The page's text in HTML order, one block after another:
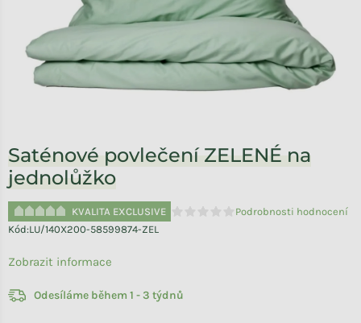
Saténové povlečení ZELENÉ na
jednolůžko
KVALITA EXCLUSIVE
Průměrné hodnocení produktu
Podrobnosti hodnocení
Kód:LU/140X200-58599874-ZEL
Odesíláme během 1 - 3 týdnů
Zobrazit informace